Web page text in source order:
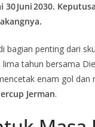
30 Juni 2030.
bagian penting dari
tahun bersama
enam gol dan
Jerman.